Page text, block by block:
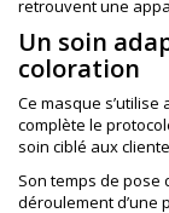
retrouvent une
Un soin
coloration
Ce masque
complète le
soin ciblé aux
Son temps de pose
déroulement d’une